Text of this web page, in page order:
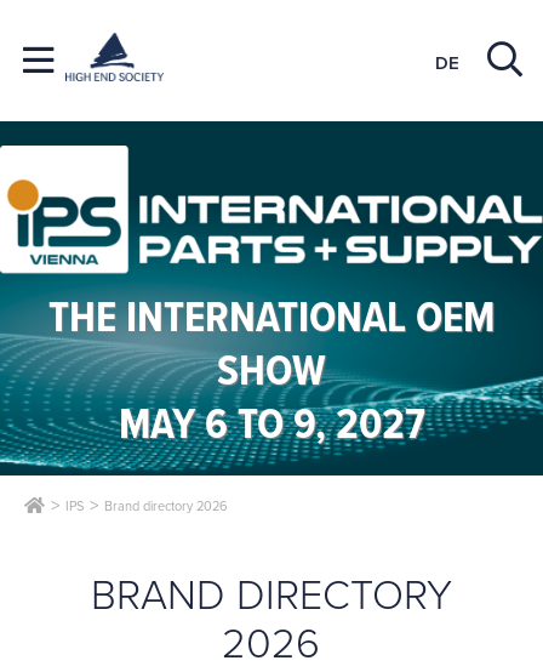
DE
THE INTERNATIONAL OEM
SHOW
MAY 6 TO 9, 2027
IPS Brand directory 2026
BRAND DIRECTORY
2026